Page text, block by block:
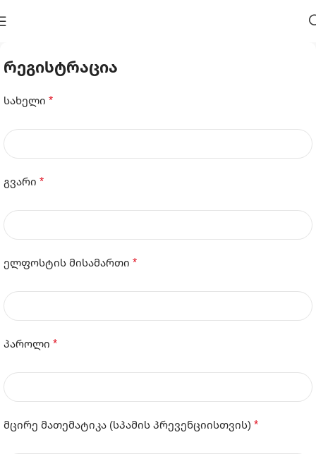
ᲠᲔᲒᲘᲡᲢᲠᲐᲪᲘᲐ
სახელი *
გვარი *
ელფოსტის მისამართი *
პაროლი *
მცირე მათემატიკა (სპამის პრევენციისთვის) *